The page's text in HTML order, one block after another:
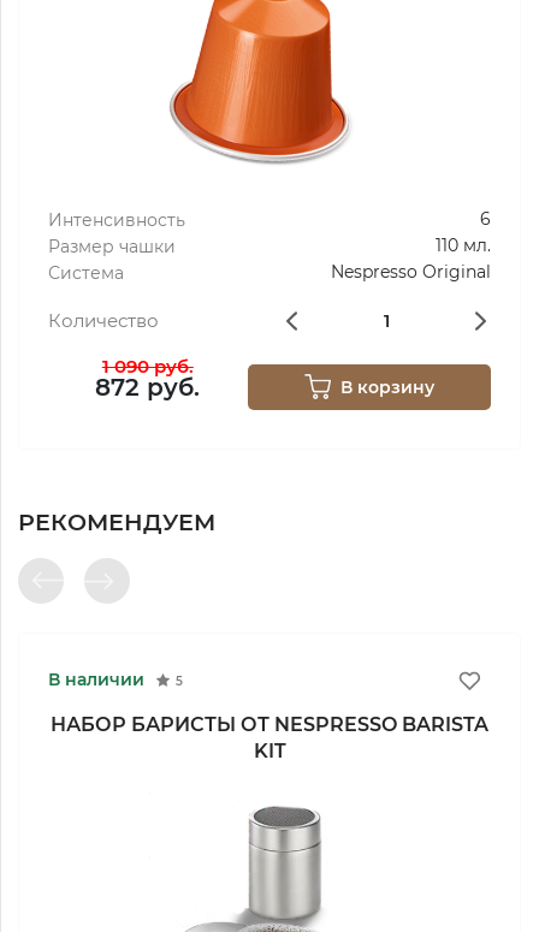
Интенсивность
6
Размер чашки
110 мл.
Система
Nespresso Original
Количество
1 090 руб.
872 руб. В корзину
РЕКОМЕНДУЕМ
В наличии 5
НАБОР БАРИСТЫ ОТ NESPRESSO BARISTA
KIT